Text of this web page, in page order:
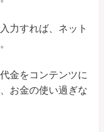
力すれば、ネット
金をコンテンツに
お金の使い過ぎな